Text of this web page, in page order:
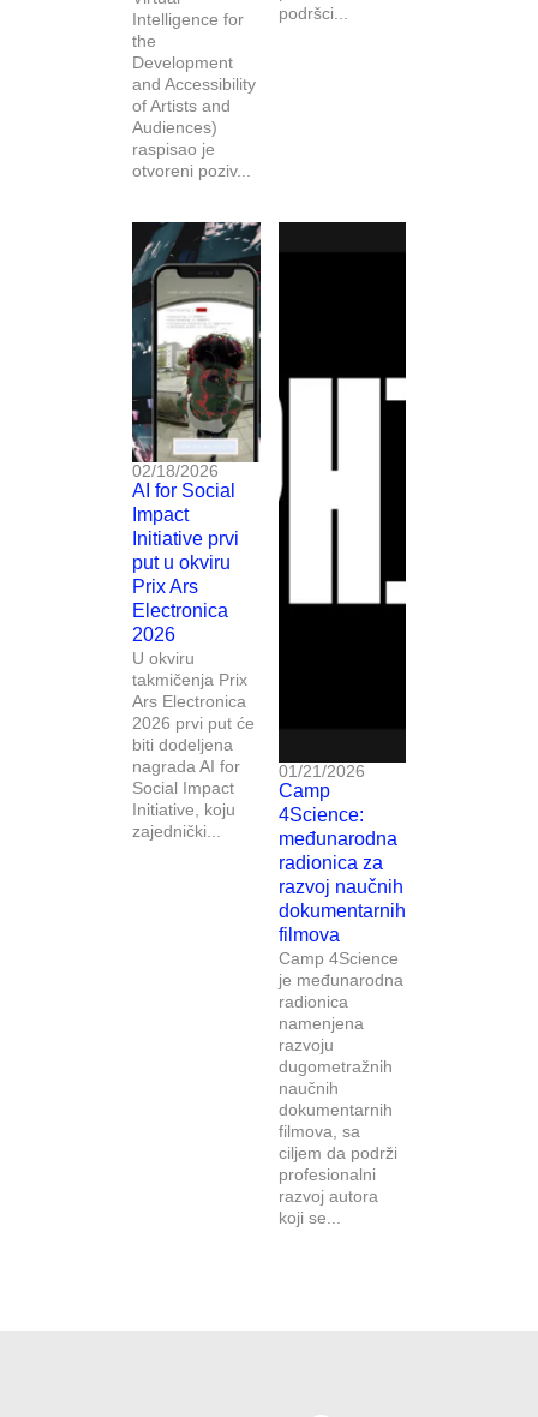
Intelligence for
the
Development
and Accessibility
of Artists and
Audiences)
raspisao je
otvoreni poziv...
podršci...
02/18/2026
AI for Social
Impact
Initiative prvi
put u okviru
Prix Ars
Electronica
2026
U okviru
takmičenja Prix
Ars Electronica
2026 prvi put će
biti dodeljena
nagrada AI for
Social Impact
Initiative, koju
zajednički...
01/21/2026
Camp
4Science:
međunarodna
radionica za
razvoj naučnih
dokumentarnih
filmova
Camp 4Science
je međunarodna
radionica
namenjena
razvoju
dugometražnih
naučnih
dokumentarnih
filmova, sa
ciljem da podrži
profesionalni
razvoj autora
koji se...